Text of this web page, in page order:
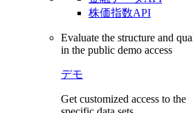
株価指数API
Evaluate the structure and
in the public demo access
デモ
Get customized access to the